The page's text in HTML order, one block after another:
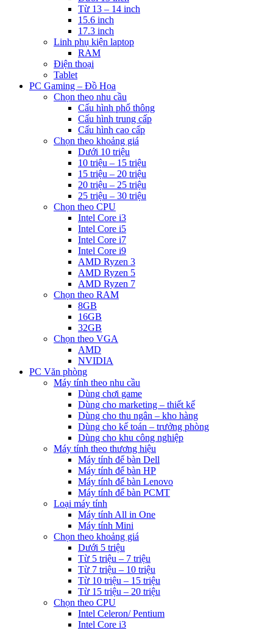
Từ 13 – 14 inch
15.6 inch
17.3 inch
Linh phụ kiện laptop
RAM
Điện thoại
Tablet
PC Gaming – Đồ Họa
Chọn theo nhu cầu
Cấu hình phổ thông
Cấu hình trung cấp
Cấu hình cao cấp
Chọn theo khoảng giá
Dưới 10 triệu
10 triệu – 15 triệu
15 triệu – 20 triệu
20 triệu – 25 triệu
25 triệu – 30 triệu
Chọn theo CPU
Intel Core i3
Intel Core i5
Intel Core i7
Intel Core i9
AMD Ryzen 3
AMD Ryzen 5
AMD Ryzen 7
Chọn theo RAM
8GB
16GB
32GB
Chọn theo VGA
AMD
NVIDIA
PC Văn phòng
Máy tính theo nhu cầu
Dùng chơi game
Dùng cho marketing – thiết kế
Dùng cho thu ngân – kho hàng
Dùng cho kế toán – trưởng phòng
Dùng cho khu công nghiệp
Máy tính theo thương hiệu
Máy tính để bàn Dell
Máy tính để bàn HP
Máy tính để bàn Lenovo
Máy tính để bàn PCMT
Loại máy tính
Máy tính All in One
Máy tính Mini
Chọn theo khoảng giá
Dưới 5 triệu
Từ 5 triệu – 7 triệu
Từ 7 triệu – 10 triệu
Từ 10 triệu – 15 triệu
Từ 15 triệu – 20 triệu
Chọn theo CPU
Intel Celeron/ Pentium
Intel Core i3